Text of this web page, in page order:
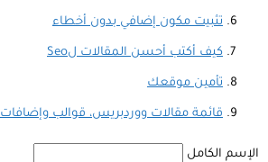
تثبيت مكون إضافي بدون أخطاء
كيف أكتب أحسن المقالات لSeo
تأمين موقعك
قائمة مقالات ووردبريس، قوالب وإضافات
الإسم الكامل